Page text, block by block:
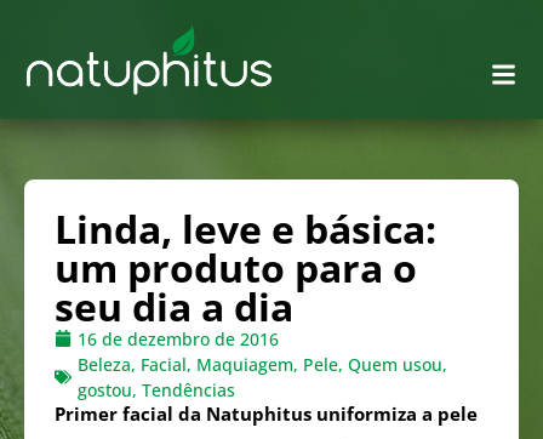
Linda, leve e básica:
um produto para o
seu dia a dia
16 de dezembro de 2016
Beleza, Facial, Maquiagem, Pele, Quem usou,
gostou, Tendências
Primer facial da Natuphitus uniformiza a pele